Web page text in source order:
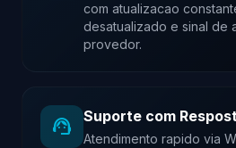
com atualizacao
desatualizado e sinal de
provedor.
support_agent Suporte com
Atendimento rapido via